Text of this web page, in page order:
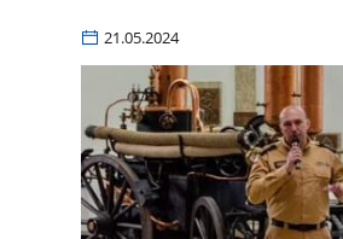
21.05.2024